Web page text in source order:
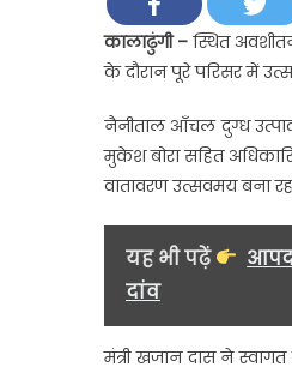
कालाढुंगी – स्थित
के दौरान पूरे परिसर में
नैनीताल आँचल दुग्ध
मुकेश बोरा सहित
वातावरण उत्सवमय बना
यह भी पढ़ें
दांव
मंत्री खजान दास ने